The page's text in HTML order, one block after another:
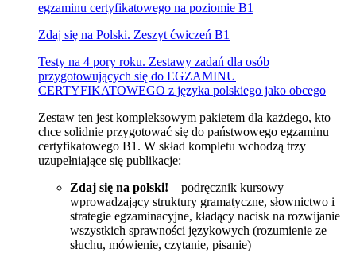
egzaminu certyfikatowego na poziomie B1
Zdaj się na Polski. Zeszyt ćwiczeń B1
Testy na 4 pory roku. Zestawy zadań dla osób
przygotowujących się do EGZAMINU
CERTYFIKATOWEGO z języka polskiego jako obcego
Zestaw ten jest kompleksowym pakietem dla każdego, kto
chce solidnie przygotować się do państwowego egzaminu
certyfikatowego B1. W skład kompletu wchodzą trzy
uzupełniające się publikacje:
Zdaj się na polski! – podręcznik kursowy
wprowadzający struktury gramatyczne, słownictwo i
strategie egzaminacyjne, kładący nacisk na rozwijanie
wszystkich sprawności językowych (rozumienie ze
słuchu, mówienie, czytanie, pisanie)